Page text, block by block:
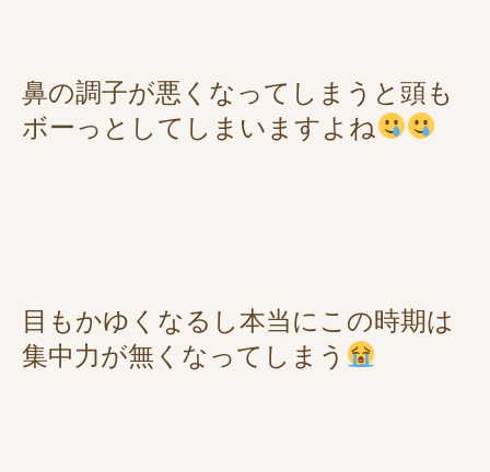
鼻の調子が悪くなってしまうと頭も
ボーっとしてしまいますよね
目もかゆくなるし本当にこの時期は
集中力が無くなってしまう